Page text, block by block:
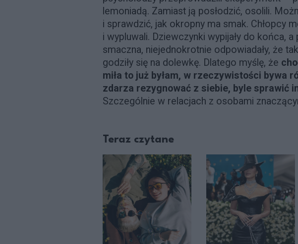
lemoniadą. Zamiast ją posłodzić, osolili.
i sprawdzić, jak okropny ma smak. Chłopcy
i wypluwali. Dziewczynki wypijały do końca, a
smaczna, niejednokrotnie odpowiadały, że
godziły się na dolewkę. Dlatego myślę, że
miła to już byłam, w rzeczywistości bywa
zdarza rezygnować z siebie, byle sprawić
Szczególnie w relacjach z osobami
Teraz czytane